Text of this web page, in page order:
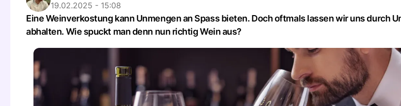
19.02.2025 - 15:08
Eine Weinverkostung kann Unmengen an Spass bieten. Doch oftmals lassen wir uns durch
abhalten. Wie spuckt man denn nun richtig Wein aus?